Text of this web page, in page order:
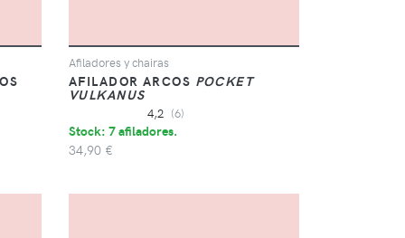
Afiladores y chairas
AFILADOR ARCOS POCKET
VULKANUS
4,2 (6)
Stock: 7 afiladores.
34,90 €